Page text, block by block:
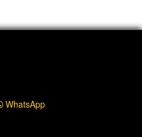
WhatsApp